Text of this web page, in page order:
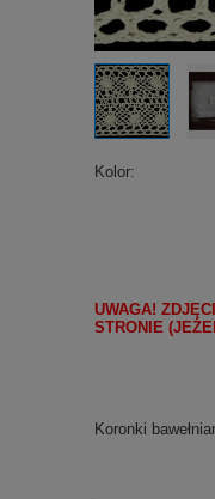
Kolor
UWAGA!
STRONIE
Koronki